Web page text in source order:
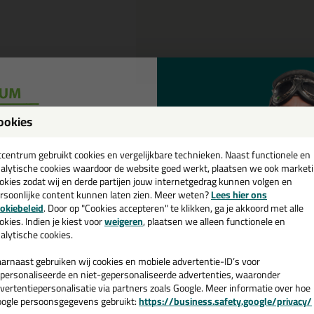
SIA Siavlies Flex 6711
Siavlies Flex van SIA is een flexibel schuurvlies dat zich goed aan
Ook is deze flexibiliteit de reden dat dit schuurvlies veel
is erg goed te wassen en heeft onder andere daarom een
115mm x 230mm.
Siavlies Flex 6711 is verkrijgbaar in twee varianten. Dit zijn de Ultra
varianten zijn erg goed te gebruiken bij fijn schuurwerk zoals
aanbrengt.
gebruikt cookies en vergelijkbare technieken. Naast functionele en
cookies waardoor de website goed werkt, plaatsen we ook
zodat wij en derde partijen jouw internetgedrag kunnen volgen en
content kunnen laten zien. Meer weten?Lees hier ons
. Door op "Cookies accepteren" te klikken, ga je akkoord met alle
Indien je kiest voorweigeren, plaatsen we alleen functionele en
cookies.
gebruiken wij cookies en mobiele advertentie-ID’s voor
en niet-gepersonaliseerde advertenties, waaronder
via partners zoals Google. Meer informatie over hoe
persoonsgegevens gebruikt:https://business.safety.google/privacy/
💚
en ontvang een
€35,-bij je eerste bestelling!
de actiecode ›